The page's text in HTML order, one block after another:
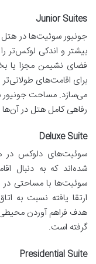
Junior Suites
جونیور سوئیت‌ها در هتل
بیشتر و اندکی لوکس‌تر
فضای نشیمن مجزا یا
برای اقامت‌های
رفاهی کامل هتل در
Deluxe Suite
سوئیت‌های دلوکس در
شده‌اند که به دنبال
ارتقا یافته نسبت به
هدف فراهم آوردن
گرفته است.
Presidential Suite